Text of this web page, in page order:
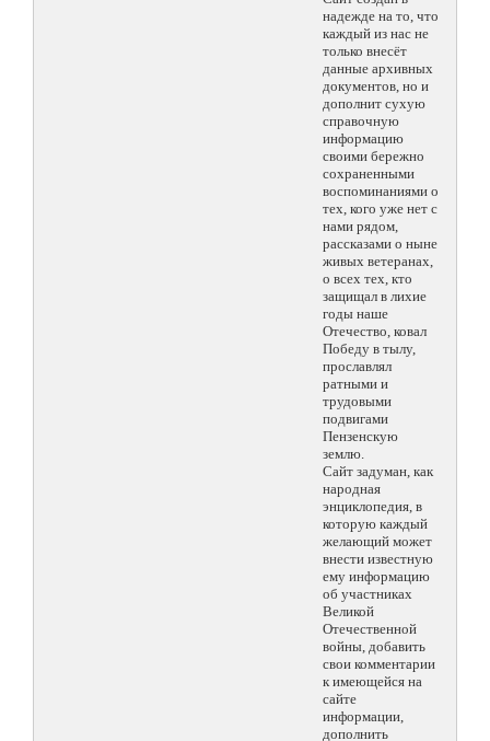
надежде на то, что
каждый из нас не
только внесёт
данные архивных
документов, но и
дополнит сухую
справочную
информацию
своими бережно
сохраненными
воспоминаниями о
тех, кого уже нет с
нами рядом,
рассказами о ныне
живых ветеранах,
о всех тех, кто
защищал в лихие
годы наше
Отечество, ковал
Победу в тылу,
прославлял
ратными и
трудовыми
подвигами
Пензенскую
землю.
Сайт задуман, как
народная
энциклопедия, в
которую каждый
желающий может
внести известную
ему информацию
об участниках
Великой
Отечественной
войны, добавить
свои комментарии
к имеющейся на
сайте
информации,
дополнить